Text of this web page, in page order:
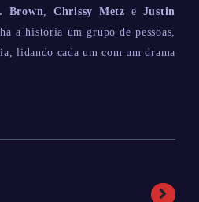
Brown,Chrissy Metz e Justin
a história um grupo de pessoas,
lidando cada um com um drama